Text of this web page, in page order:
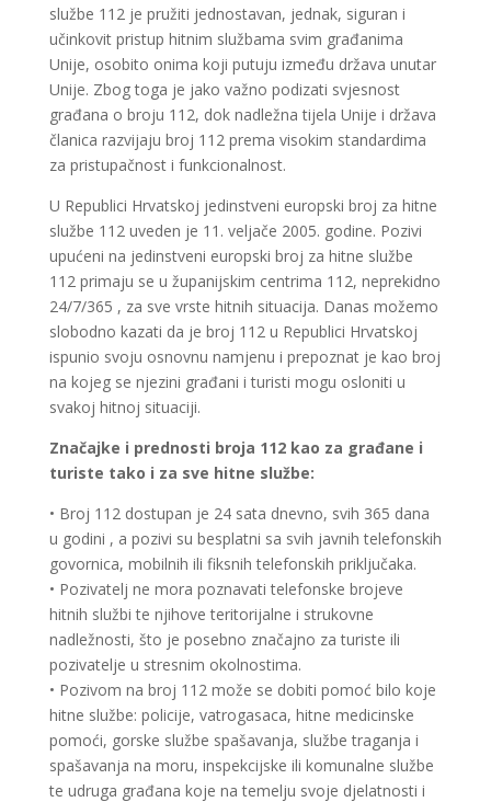
službe 112 je pružiti jednostavan, jednak, siguran i
učinkovit pristup hitnim službama svim građanima
Unije, osobito onima koji putuju između država unutar
Unije. Zbog toga je jako važno podizati svjesnost
građana o broju 112, dok nadležna tijela Unije i država
članica razvijaju broj 112 prema visokim standardima
za pristupačnost i funkcionalnost.
U Republici Hrvatskoj jedinstveni europski broj za hitne
službe 112 uveden je 11. veljače 2005. godine. Pozivi
upućeni na jedinstveni europski broj za hitne službe
112 primaju se u županijskim centrima 112, neprekidno
24/7/365 , za sve vrste hitnih situacija. Danas možemo
slobodno kazati da je broj 112 u Republici Hrvatskoj
ispunio svoju osnovnu namjenu i prepoznat je kao broj
na kojeg se njezini građani i turisti mogu osloniti u
svakoj hitnoj situaciji.
Značajke i prednosti broja 112 kao za građane i
turiste tako i za sve hitne službe:
• Broj 112 dostupan je 24 sata dnevno, svih 365 dana
u godini , a pozivi su besplatni sa svih javnih telefonskih
govornica, mobilnih ili fiksnih telefonskih priključaka.
• Pozivatelj ne mora poznavati telefonske brojeve
hitnih službi te njihove teritorijalne i strukovne
nadležnosti, što je posebno značajno za turiste ili
pozivatelje u stresnim okolnostima.
• Pozivom na broj 112 može se dobiti pomoć bilo koje
hitne službe: policije, vatrogasaca, hitne medicinske
pomoći, gorske službe spašavanja, službe traganja i
spašavanja na moru, inspekcijske ili komunalne službe
te udruga građana koje na temelju svoje djelatnosti i